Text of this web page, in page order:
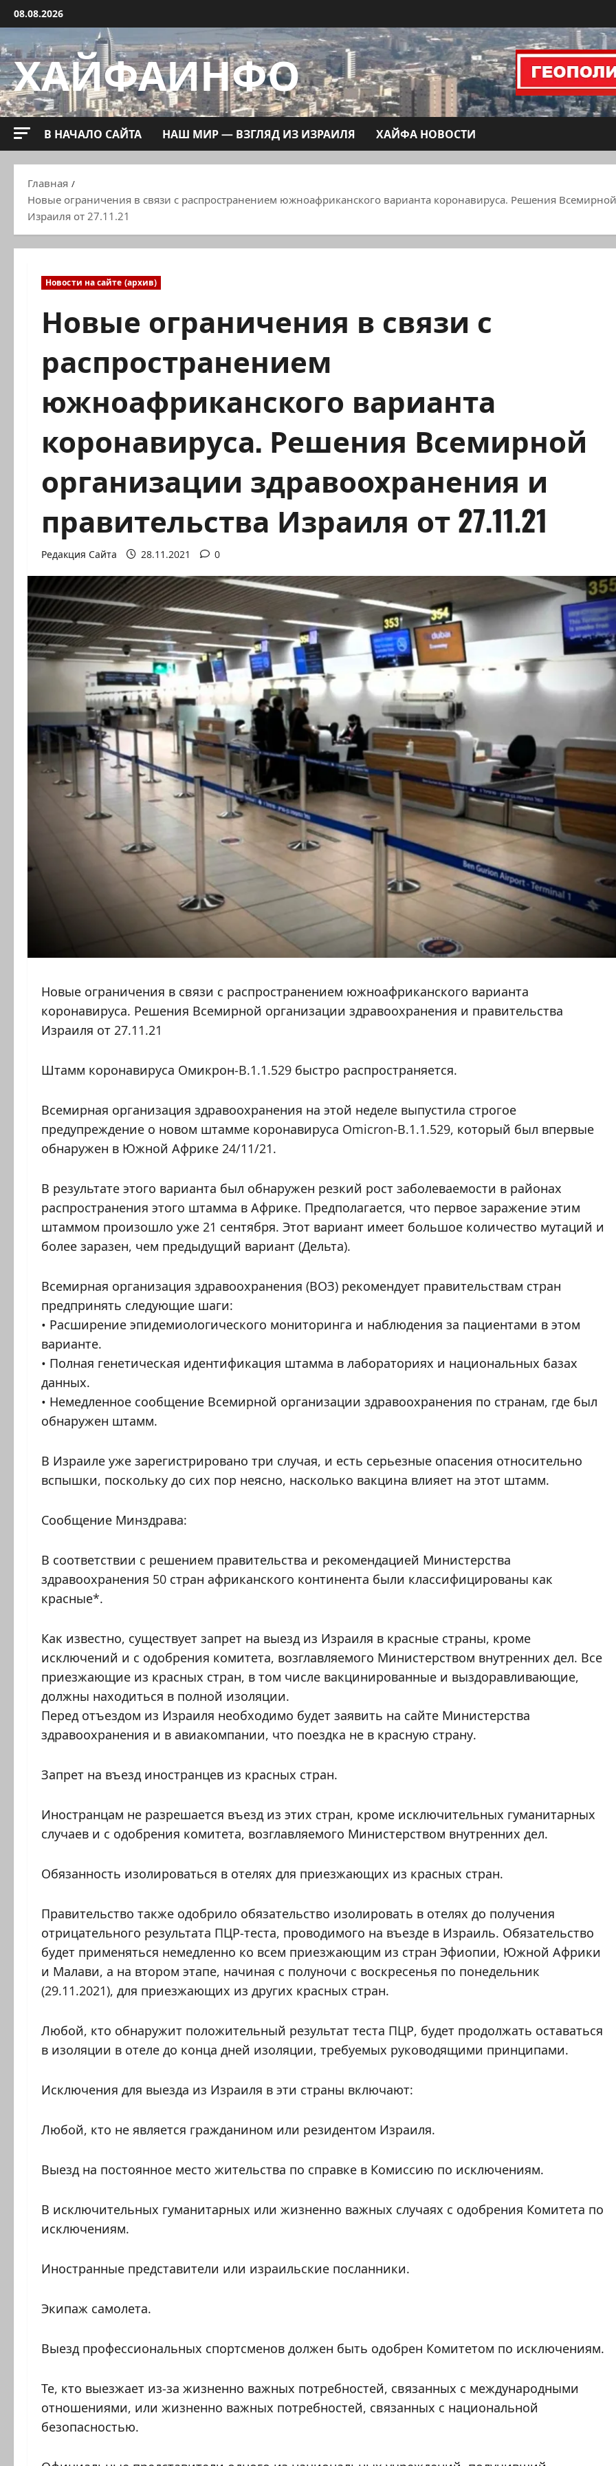
Перейти
к
содержимому
08.08.2026
ХАЙФАИНФО
В НАЧАЛО САЙТА НАШ МИР — ВЗГЛЯД ИЗ ИЗРАИЛЯ ХАЙФА НОВОСТИ
Главная
Новые ограничения в связи с распространением южноафриканского варианта коронавируса. Решения
Израиля от 27.11.21
Новости на сайте (архив)
Новые ограничения в связи с
распространением
южноафриканского варианта
коронавируса. Решения Всемирной
организации здравоохранения и
правительства Израиля от 27.11.21
Редакция Сайта 28.11.2021 0
Новые ограничения в связи с распространением южноафриканского варианта
коронавируса. Решения Всемирной организации здравоохранения и правительства
Израиля от 27.11.21
Штамм коронавируса Омикрон-B.1.1.529 быстро распространяется.
Всемирная организация здравоохранения на этой неделе выпустила строгое
предупреждение о новом штамме коронавируса Omicron-B.1.1.529, который был впервые
обнаружен в Южной Африке 24/11/21.
В результате этого варианта был обнаружен резкий рост заболеваемости в районах
распространения этого штамма в Африке. Предполагается, что первое заражение этим
штаммом произошло уже 21 сентября. Этот вариант имеет большое количество мутаций и
более заразен, чем предыдущий вариант (Дельта).
Всемирная организация здравоохранения (ВОЗ) рекомендует правительствам стран
предпринять следующие шаги:
• Расширение эпидемиологического мониторинга и наблюдения за пациентами в этом
варианте.
• Полная генетическая идентификация штамма в лабораториях и национальных базах
данных.
• Немедленное сообщение Всемирной организации здравоохранения по странам, где был
обнаружен штамм.
В Израиле уже зарегистрировано три случая, и есть серьезные опасения относительно
вспышки, поскольку до сих пор неясно, насколько вакцина влияет на этот штамм.
Сообщение Минздрава:
В соответствии с решением правительства и рекомендацией Министерства
здравоохранения 50 стран африканского континента были классифицированы как
красные*.
Как известно, существует запрет на выезд из Израиля в красные страны, кроме
исключений и с одобрения комитета, возглавляемого Министерством внутренних дел. Все
приезжающие из красных стран, в том числе вакцинированные и выздоравливающие,
должны находиться в полной изоляции.
Перед отъездом из Израиля необходимо будет заявить на сайте Министерства
здравоохранения и в авиакомпании, что поездка не в красную страну.
Запрет на въезд иностранцев из красных стран.
Иностранцам не разрешается въезд из этих стран, кроме исключительных гуманитарных
случаев и с одобрения комитета, возглавляемого Министерством внутренних дел.
Обязанность изолироваться в отелях для приезжающих из красных стран.
Правительство также одобрило обязательство изолировать в отелях до получения
отрицательного результата ПЦР-теста, проводимого на въезде в Израиль. Обязательство
будет применяться немедленно ко всем приезжающим из стран Эфиопии, Южной Африки
и Малави, а на втором этапе, начиная с полуночи с воскресенья по понедельник
(29.11.2021), для приезжающих из других красных стран.
Любой, кто обнаружит положительный результат теста ПЦР, будет продолжать оставаться
в изоляции в отеле до конца дней изоляции, требуемых руководящими принципами.
Исключения для выезда из Израиля в эти страны включают:
Любой, кто не является гражданином или резидентом Израиля.
Выезд на постоянное место жительства по справке в Комиссию по исключениям.
В исключительных гуманитарных или жизненно важных случаях с одобрения Комитета по
исключениям.
Иностранные представители или израильские посланники.
Экипаж самолета.
Выезд профессиональных спортсменов должен быть одобрен Комитетом по исключениям.
Те, кто выезжает из-за жизненно важных потребностей, связанных с международными
отношениями, или жизненно важных потребностей, связанных с национальной
безопасностью.